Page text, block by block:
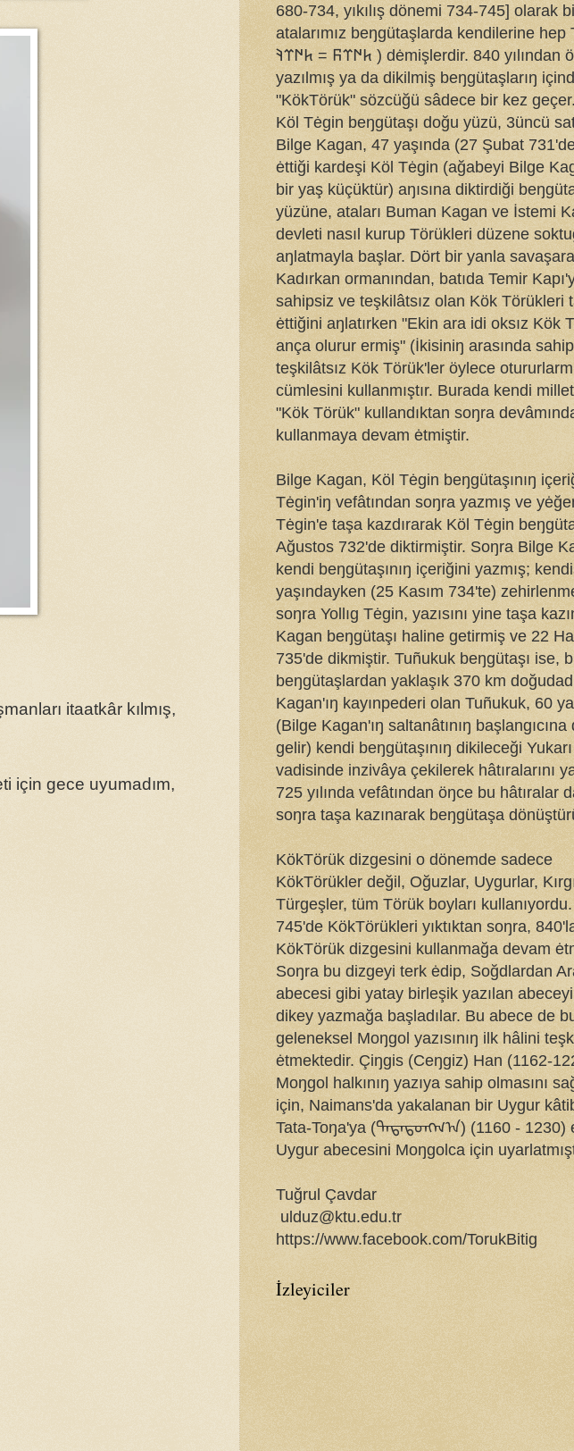
itaatkâr kılmış,
için gece uyumadım,
680-734, yıkılış dönemi 734-745] olarak
atalarımız beŋgütaşlarda kendilerine hep
𐱅𐰇𐰼𐰜 = 𐱅𐰇𐰼𐰚 ) dėmişlerdir. 840 yılından öŋce
yazılmış ya da dikilmiş beŋgütaşlarıŋ
"KökTörük" sözcüğü sâdece bir kez
Köl Tėgin beŋgütaşı doğu yüzü, 3üncü
Bilge Kagan, 47 yaşında (27 Şubat
ėttiği kardeşi Köl Tėgin (ağabeyi Bilge
bir yaş küçüktür) aŋısına diktirdiği
yüzüne, ataları Buman Kagan ve İstemi
devleti nasıl kurup Törükleri düzene
aŋlatmayla başlar. Dört bir yanla
Kadırkan ormanından, batıda Temir
sahipsiz ve teşkilâtsız olan Kök Törükleri
ėttiğini aŋlatırken "Ekin ara idi oksız Kök
ança olurur ermiş" (İkisiniŋ arasında
teşkilâtsız Kök Törük'ler öylece
cümlesini kullanmıştır. Burada kendi
"Kök Törük" kullandıktan soŋra
kullanmaya devam ėtmiştir.
Bilge Kagan, Köl Tėgin beŋgütaşınıŋ
Tėgin'iŋ vefâtından soŋra yazmış ve
Tėgin'e taşa kazdırarak Köl Tėgin
Ağustos 732'de diktirmiştir. Soŋra Bilge
kendi beŋgütaşınıŋ içeriğini yazmış;
yaşındayken (25 Kasım 734'te)
soŋra Yollıg Tėgin, yazısını yine taşa
Kagan beŋgütaşı haline getirmiş ve 22
735'de dikmiştir. Tuñukuk beŋgütaşı ise,
beŋgütaşlardan yaklaşık 370 km
Kagan'ıŋ kayınpederi olan Tuñukuk, 60
(Bilge Kagan'ıŋ saltanâtınıŋ başlangıcına
gelir) kendi beŋgütaşınıŋ dikileceği
vadisinde inzivâya çekilerek hâtıralarını
725 yılında vefâtından öŋce bu hâtıralar
soŋra taşa kazınarak beŋgütaşa
KökTörük dizgesini o dönemde sadece
KökTörükler değil, Oğuzlar, Uygurlar,
Türgeşler, tüm Törük boyları
745'de KökTörükleri yıktıktan soŋra,
KökTörük dizgesini kullanmağa devam
Soŋra bu dizgeyi terk ėdip, Soğdlardan
abecesi gibi yatay birleşik yazılan abeceyi
dikey yazmağa başladılar. Bu abece de
geleneksel Moŋgol yazısınıŋ ilk hâlini
ėtmektedir. Çiŋgis (Ceŋgiz) Han (1162-
Moŋgol halkınıŋ yazıya sahip olmasını
için, Naimans'da yakalanan bir Uygur
Tata-Toŋa'ya (ᠲᠠᠲᠠᠲᠤᠩᠭ᠎ᠠ) (1160 - 1230)
Uygur abecesini Moŋgolca için
Tuğrul Çavdar
ulduz@ktu.edu.tr
https://www.facebook.com/TorukBitig
İzleyiciler